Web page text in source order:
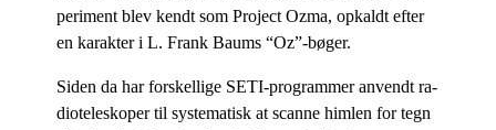
pe­ri­ment blev kendt som Pro­ject Ozma, opkaldt ef­ter
en ka­rak­ter i L. Frank Baums “Oz”-bøger.
Si­den da har for­skel­li­ge SETI-pro­gram­mer an­vendt ra­
di­o­te­lesko­per til sy­ste­ma­tisk at scan­ne him­len for tegn